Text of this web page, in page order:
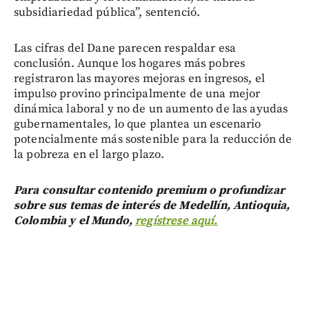
subsidiariedad pública”, sentenció.
Las cifras del Dane parecen respaldar esa
conclusión. Aunque los hogares más pobres
registraron las mayores mejoras en ingresos, el
impulso provino principalmente de una mejor
dinámica laboral y no de un aumento de las ayudas
gubernamentales, lo que plantea un escenario
potencialmente más sostenible para la reducción de
la pobreza en el largo plazo.
Para consultar contenido premium o profundizar
sobre sus temas de interés de Medellín, Antioquia,
Colombia y el Mundo,regístrese aquí.